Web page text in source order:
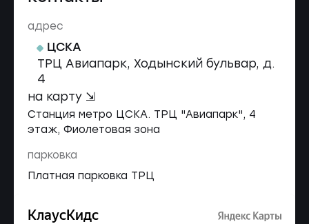
адрес
ЦСКА
ТРЦ Авиапарк, Ходынский бульвар, д.
4
на карту ⇲
Станция метро ЦСКА. ТРЦ "Авиапарк", 4
этаж, Фиолетовая зона
парковка
Платная парковка ТРЦ